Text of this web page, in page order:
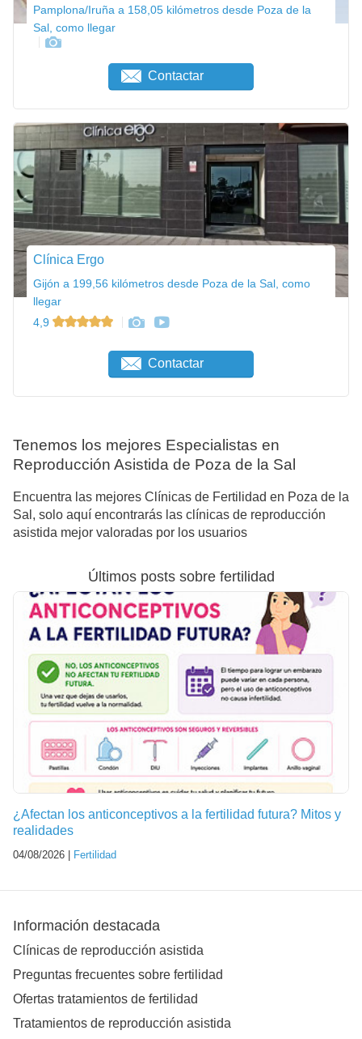
Pamplona/Iruña a 158,05 kilómetros desde Poza de la
Sal, como llegar
Contactar
Clínica Ergo
Gijón a 199,56 kilómetros desde Poza de la Sal, como
llegar
4,9
Contactar
Tenemos los mejores Especialistas en
Reproducción Asistida de Poza de la Sal
Encuentra las mejores Clínicas de Fertilidad en Poza de la
Sal, solo aquí encontrarás las clínicas de reproducción
asistida mejor valoradas por los usuarios
Últimos posts sobre fertilidad
¿Afectan los anticonceptivos a la fertilidad futura? Mitos y
realidades
04/08/2026 | Fertilidad
Información destacada
Clínicas de reproducción asistida
Preguntas frecuentes sobre fertilidad
Ofertas tratamientos de fertilidad
Tratamientos de reproducción asistida